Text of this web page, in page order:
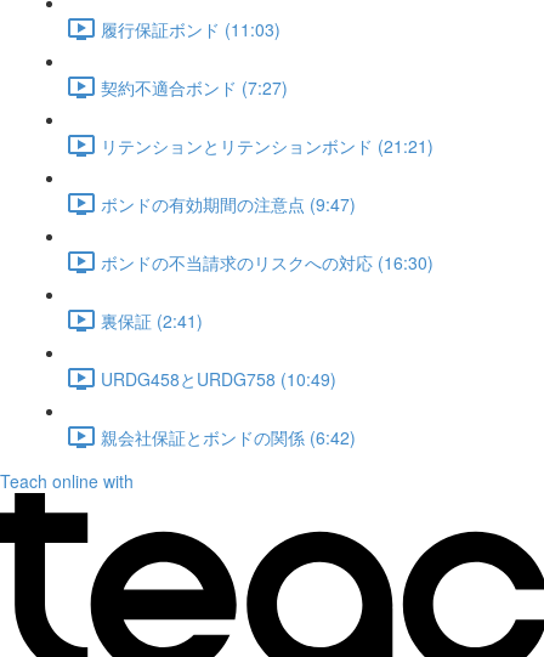
履行保証ボンド (11:03)
契約不適合ボンド (7:27)
リテンションとリテンションボンド (21:21)
ボンドの有効期間の注意点 (9:47)
ボンドの不当請求のリスクへの対応 (16:30)
裏保証 (2:41)
URDG458とURDG758 (10:49)
親会社保証とボンドの関係 (6:42)
Teach online with